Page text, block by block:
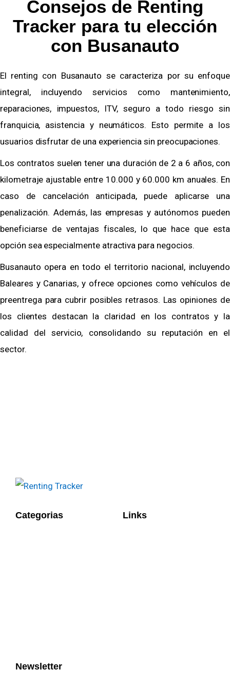
Consejos de Renting
Tracker para tu elección
con Busanauto
El renting con Busanauto se caracteriza por su enfoque
integral, incluyendo servicios como mantenimiento,
reparaciones, impuestos, ITV, seguro a todo riesgo sin
franquicia, asistencia y neumáticos. Esto permite a los
usuarios disfrutar de una experiencia sin preocupaciones.
Los contratos suelen tener una duración de 2 a 6 años, con
kilometraje ajustable entre 10.000 y 60.000 km anuales. En
caso de cancelación anticipada, puede aplicarse una
penalización. Además, las empresas y autónomos pueden
beneficiarse de ventajas fiscales, lo que hace que esta
opción sea especialmente atractiva para negocios.
Busanauto opera en todo el territorio nacional, incluyendo
Baleares y Canarias, y ofrece opciones como vehículos de
preentrega para cubrir posibles retrasos. Las opiniones de
los clientes destacan la claridad en los contratos y la
calidad del servicio, consolidando su reputación en el
sector.
Categorias Links
Newsletter